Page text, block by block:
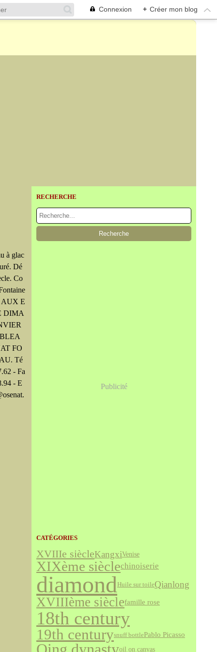
Connexion + Créer mon blog
à glac
Dé
Co
AUX E
DIMA
FO
Té
- Fa
- E
RECHERCHE
Publicité
CATÉGORIES
XVIIIe siècleKangxiVenise
XIXème sièclechinoiserie
diamondHuile sur toileQianlong
XVIIIème sièclefamille rose
18th century
19th centurysnuff bottlePablo Picasso
oil on canvas